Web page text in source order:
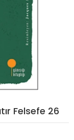
Felsefe 26